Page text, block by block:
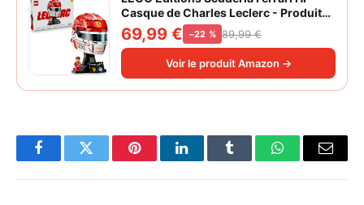
Casque de Charles Leclerc - Produit
F1 - Maquette avec Minifigurine
Collector - Décoration Intérieure -
Cadeau pour Garçon dès 14 ans et
Adulte Fan d'Automobile 43014
69,99 € −22 % 89,99 €
Voir le produit Amazon →
FacebookTwitter PinterestLinkedInTumblr WhatsAppEmail